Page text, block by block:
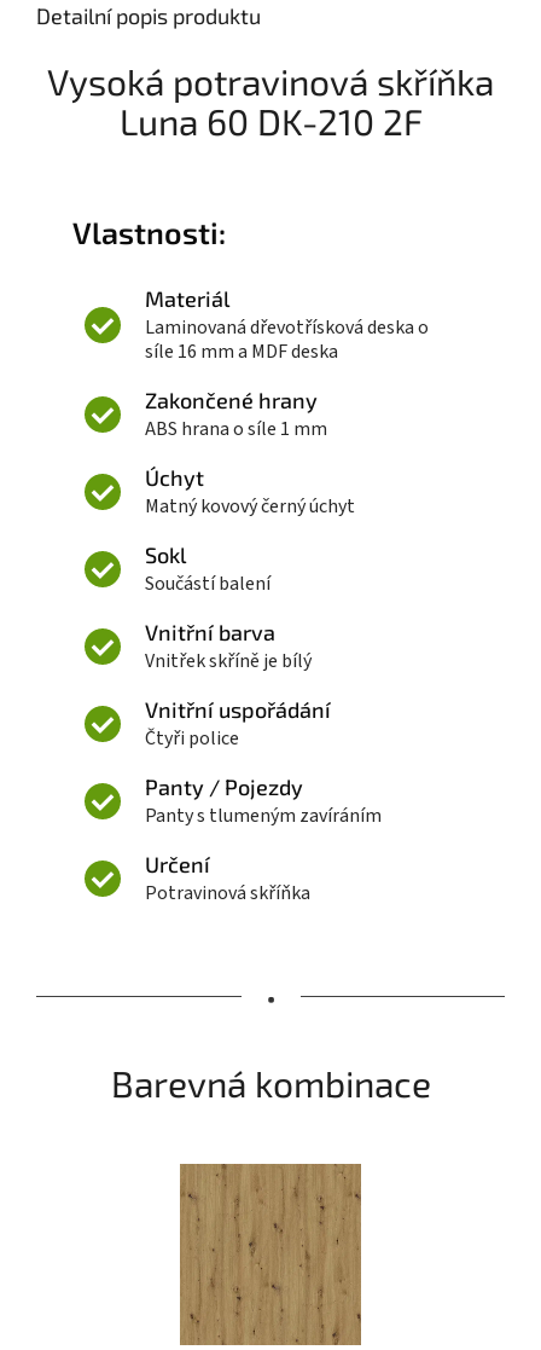
Detailní popis produktu
Vysoká potravinová skříňka
Luna 60 DK-210 2F
Vlastnosti:
Materiál
Laminovaná dřevotřísková deska o
síle 16 mm a MDF deska
Zakončené hrany
ABS hrana o síle 1 mm
Úchyt
Matný kovový černý úchyt
Sokl
Součástí balení
Vnitřní barva
Vnitřek skříně je bílý
Vnitřní uspořádání
Čtyři police
Panty / Pojezdy
Panty s tlumeným zavíráním
Určení
Potravinová skříňka
•
Barevná kombinace